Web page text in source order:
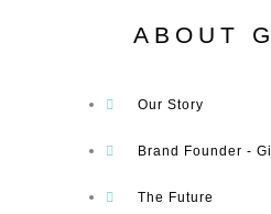
ABOUT
Our Story
Brand Founder -
The Future